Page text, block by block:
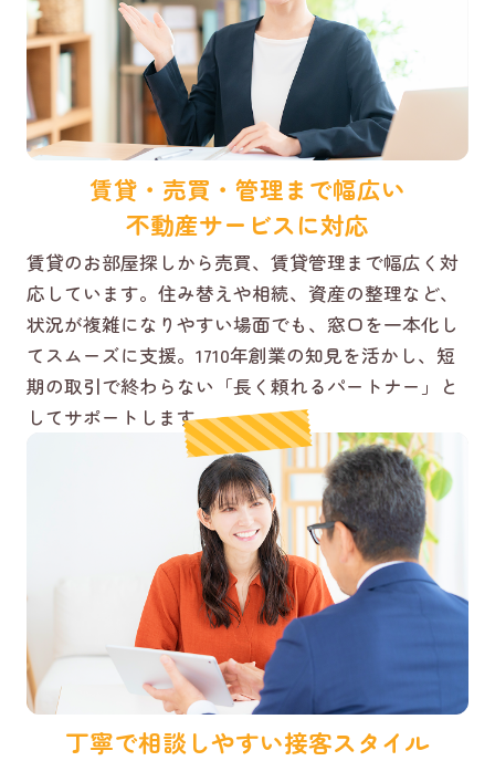
賃貸・売買・管理まで幅広い
不動産サービスに対応
賃貸のお部屋探しから売買、賃貸管理まで幅広く対
応しています。住み替えや相続、資産の整理など、
状況が複雑になりやすい場面でも、窓口を一本化し
てスムーズに支援。1710年創業の知見を活かし、短
期の取引で終わらない「長く頼れるパートナー」と
してサポートします。
丁寧で相談しやすい接客スタイル